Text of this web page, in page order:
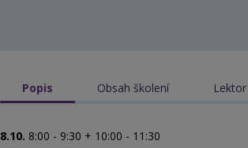
Popis Obsah školení Lektor
8.10. 8:00 - 9:30 + 10:00 - 11:30